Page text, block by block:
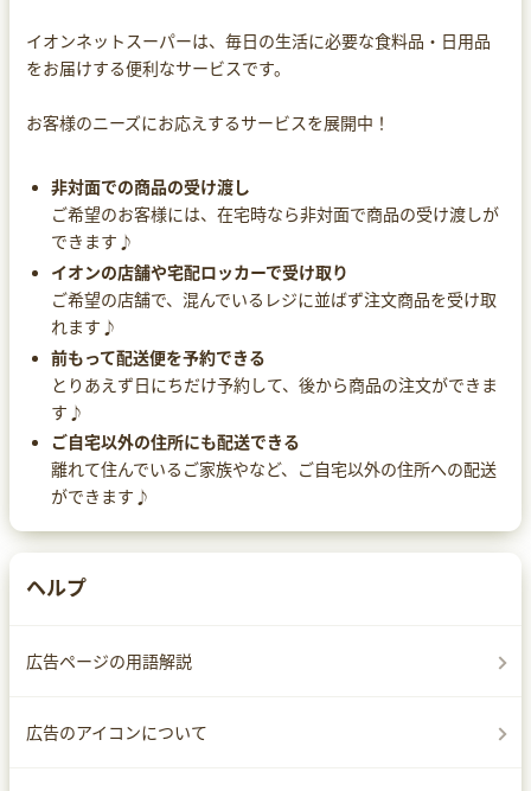
イオンネットスーパーは、毎日の生活に必要な食料品・日用品
をお届けする便利なサービスです。
お客様のニーズにお応えするサービスを展開中！
非対面での商品の受け渡し
ご希望のお客様には、在宅時なら非対面で商品の受け渡しが
できます♪
イオンの店舗や宅配ロッカーで受け取り
ご希望の店舗で、混んでいるレジに並ばず注文商品を受け取
れます♪
前もって配送便を予約できる
とりあえず日にちだけ予約して、後から商品の注文ができま
す♪
ご自宅以外の住所にも配送できる
離れて住んでいるご家族やなど、ご自宅以外の住所への配送
ができます♪
ヘルプ
広告ページの用語解説
広告のアイコンについて